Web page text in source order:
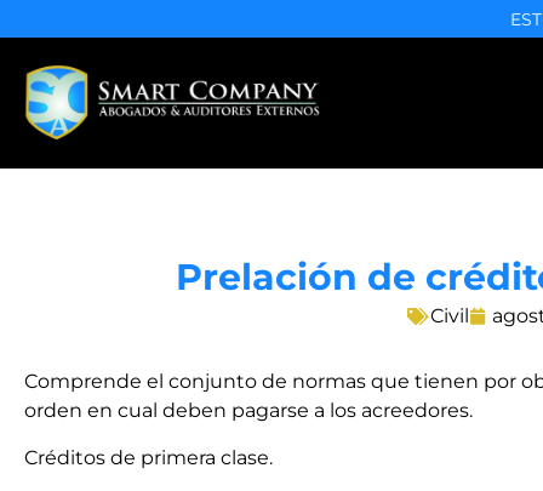
Prelación de
Civil
Comprende el conjunto de normas que tienen por
orden en cual deben pagarse a los acreedores.
Créditos de primera clase.